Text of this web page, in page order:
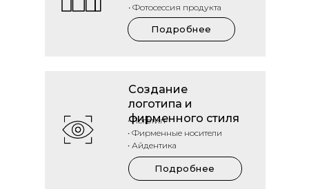
• Фотосессия продукта
Создание
логотипа и
фирменного стиля
Подробнее
Подробнее
• Логотип
• Фирменные носители
• Айдентика